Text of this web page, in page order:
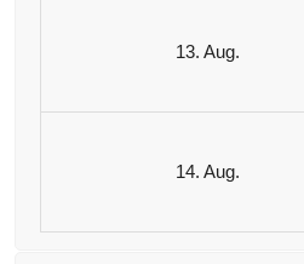
13. Aug.
14. Aug.